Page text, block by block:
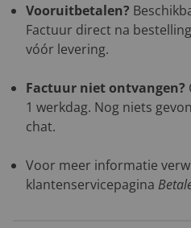
Vooruitbetalen?
Factuur direct na
vóór levering.
Factuur niet ontvangen?
1 werkdag. Nog niets
chat.
Voor meer informatie
klantenservicepagina